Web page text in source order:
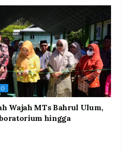
Wajah MTs Bahrul Ulum,
hingga